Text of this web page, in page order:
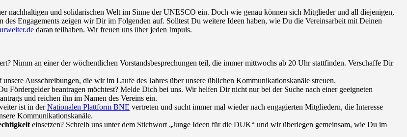
nachhaltigen und solidarischen Welt im Sinne der UNESCO ein. Doch wie genau können sich Mitglieder und all diejenigen,
Engagements zeigen wir Dir im Folgenden auf. Solltest Du weitere Ideen haben, wie Du die Vereinsarbeit mit Deinen
daran teilhaben. Wir freuen uns über jeden Impuls.
Nimm an einer der wöchentlichen Vorstandsbesprechungen teil, die immer mittwochs ab 20 Uhr stattfinden. Verschaffe Dir
Ausschreibungen, die wir im Laufe des Jahres über unsere üblichen Kommunikationskanäle streuen.
Fördergelder beantragen möchtest? Melde Dich bei uns. Wir helfen Dir nicht nur bei der Suche nach einer geeigneten
und reichen ihn im Namen des Vereins ein.
ist in derNationalen Plattform BNE vertreten und sucht immer mal wieder nach engagierten Mitgliedern, die Interesse
Kommunikationskanäle.
einsetzen? Schreib uns unter dem Stichwort „Junge Ideen für die DUK“ und wir überlegen gemeinsam, wie Du im